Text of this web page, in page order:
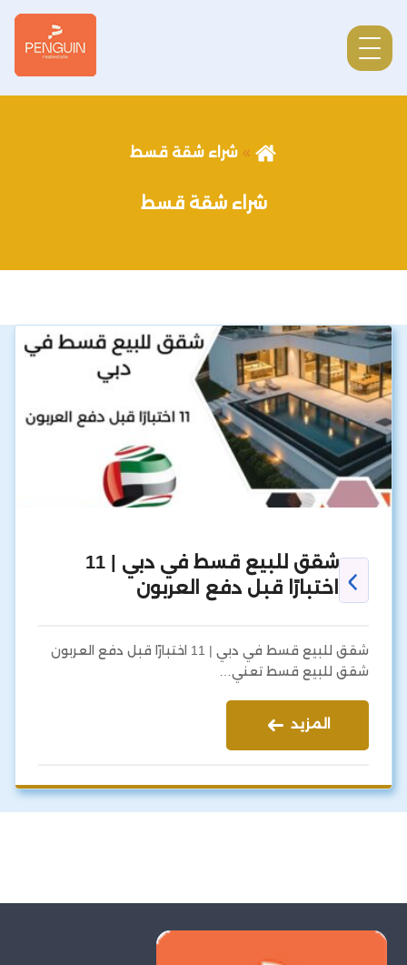
شراء شقة قسط
شراء شقة قسط
شقق للبيع قسط في دبي | 11
اختبارًا قبل دفع العربون
شقق للبيع قسط في دبي | 11 اختبارًا قبل دفع العربون
شقق للبيع قسط تعني…
المزيد